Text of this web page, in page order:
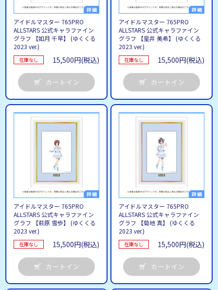
アイドルマスター 765PRO
ALLSTARS 公式キャラファイン
グラフ 【如月 千早】 (ゆくくる
2023 ver.)
在庫なし 15,500円(税込)
カートイン
アイドルマスター 765PRO
ALLSTARS 公式キャラファイン
グラフ 【星井 美希】 (ゆくくる
2023 ver.)
在庫なし 15,500円(税込)
カートイン
アイドルマスター 765PRO
ALLSTARS 公式キャラファイン
グラフ 【萩原 雪歩】 (ゆくくる
2023 ver.)
在庫なし 15,500円(税込)
カートイン
アイドルマスター 765PRO
ALLSTARS 公式キャラファイン
グラフ 【菊地 真】 (ゆくくる
2023 ver.)
在庫なし 15,500円(税込)
カートイン